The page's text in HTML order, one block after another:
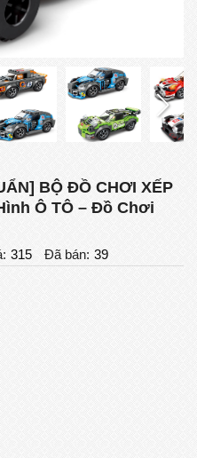
BỘ ĐỒ CHƠI XẾP
Ô TÔ – Đồ Chơi
315 Đã bán: 39